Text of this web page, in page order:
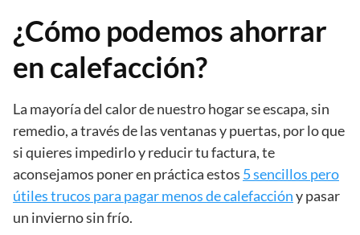
¿Cómo podemos ahorrar
en calefacción?
La mayoría del calor de nuestro hogar se escapa, sin
remedio, a través de las ventanas y puertas, por lo que
si quieres impedirlo y reducir tu factura, te
aconsejamos poner en práctica estos 5 sencillos pero
útiles trucos para pagar menos de calefaccióny pasar
un invierno sin frío.